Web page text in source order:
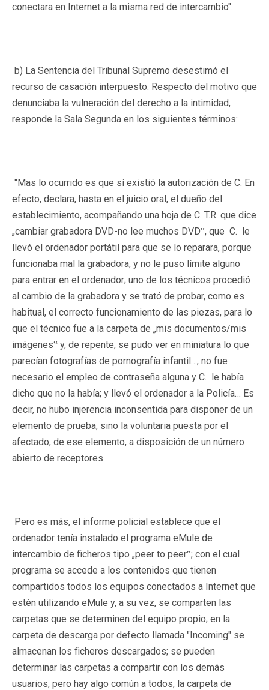
conectara en Internet a la misma red de intercambio".
b) La Sentencia del Tribunal Supremo desestimó el
recurso de casación interpuesto. Respecto del motivo que
denunciaba la vulneración del derecho a la intimidad,
responde la Sala Segunda en los siguientes términos:
"Mas lo ocurrido es que sí existió la autorización de C. En
efecto, declara, hasta en el juicio oral, el dueño del
establecimiento, acompañando una hoja de C. T.R. que dice
„cambiar grabadora DVD-no lee muchos DVD‟, que C. le
llevó el ordenador portátil para que se lo reparara, porque
funcionaba mal la grabadora, y no le puso límite alguno
para entrar en el ordenador; uno de los técnicos procedió
al cambio de la grabadora y se trató de probar, como es
habitual, el correcto funcionamiento de las piezas, para lo
que el técnico fue a la carpeta de „mis documentos/mis
imágenes‟ y, de repente, se pudo ver en miniatura lo que
parecían fotografías de pornografía infantil…, no fue
necesario el empleo de contraseña alguna y C. le había
dicho que no la había; y llevó el ordenador a la Policía… Es
decir, no hubo injerencia inconsentida para disponer de un
elemento de prueba, sino la voluntaria puesta por el
afectado, de ese elemento, a disposición de un número
abierto de receptores.
Pero es más, el informe policial establece que el
ordenador tenía instalado el programa eMule de
intercambio de ficheros tipo „peer to peer‟; con el cual
programa se accede a los contenidos que tienen
compartidos todos los equipos conectados a Internet que
estén utilizando eMule y, a su vez, se comparten las
carpetas que se determinen del equipo propio; en la
carpeta de descarga por defecto llamada "Incoming" se
almacenan los ficheros descargados; se pueden
determinar las carpetas a compartir con los demás
usuarios, pero hay algo común a todos, la carpeta de